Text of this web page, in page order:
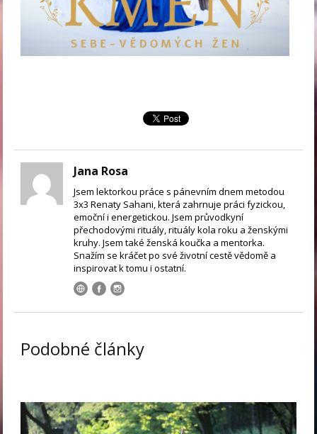
Jana Rosa
Jsem lektorkou práce s pánevním dnem metodou
3x3 Renaty Sahani, která zahrnuje práci fyzickou,
emoční i energetickou. Jsem průvodkyní
přechodovými rituály, rituály kola roku a ženskými
kruhy. Jsem také ženská koučka a mentorka.
Snažím se kráčet po své životní cestě vědomě a
inspirovat k tomu i ostatní.
Podobné články